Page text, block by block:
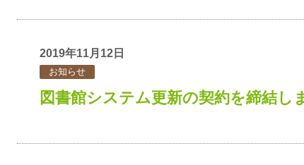
2019年11月12日
お知らせ
図書館システム更新の契約を締結し